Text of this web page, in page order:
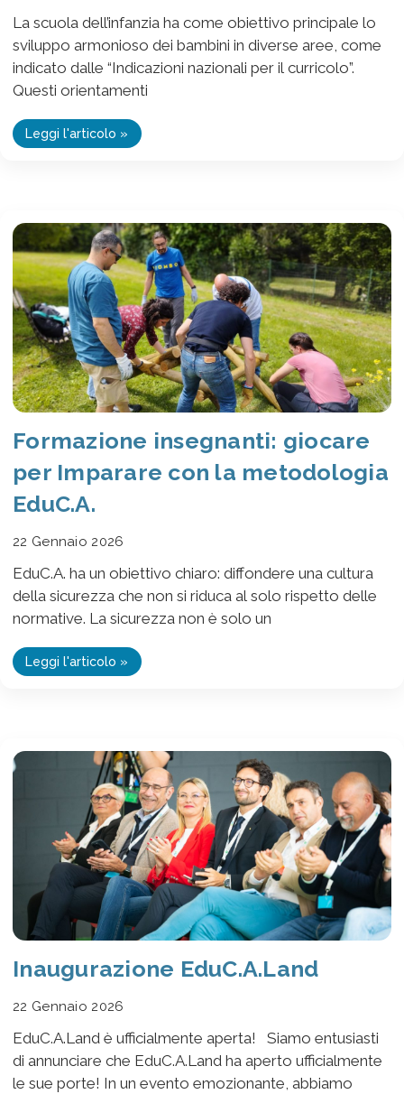
La scuola dell’infanzia ha come obiettivo principale lo
sviluppo armonioso dei bambini in diverse aree, come
indicato dalle “Indicazioni nazionali per il curricolo”.
Questi orientamenti
Leggi l'articolo »
Formazione insegnanti: giocare
per Imparare con la metodologia
EduC.A.
22 Gennaio 2026
EduC.A. ha un obiettivo chiaro: diffondere una cultura
della sicurezza che non si riduca al solo rispetto delle
normative. La sicurezza non è solo un
Leggi l'articolo »
Inaugurazione EduC.A.Land
22 Gennaio 2026
EduC.A.Land è ufficialmente aperta! Siamo entusiasti
di annunciare che EduC.A.Land ha aperto ufficialmente
le sue porte! In un evento emozionante, abbiamo